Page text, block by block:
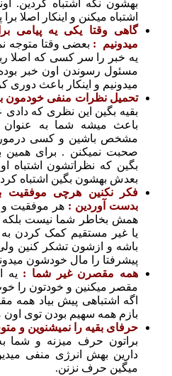
نگه اشتباه کردین. اونا اصلا
میکنن و اینکار اصلا برا
وقتا یکی یه پیامی برامون
بعضی وقتا متوجه نمیشیم که
را سر کسی که اصلا ربطی به
رسوندن اون خبر بوده خالی
و اینکار باعث دوری کردن اون
نظرات منفی خودمون به بقیه :
بگین این نظری که دادی عملی
میشه شما به عنوان یه آدم
باشین و کسی درمورد ایده ها
نمیکنن . برای همین بهتر قبل
که نظراتشون اشتباه اول
بهشون بگین اشتباه کردین.
نکنین هرچی موفقیت بدست
آوردین : هر موفقیت و پیشرفت
بخاطر شما نیست بلکه خیلی
مستقیم کمک کردن به شما که
و ازشون تشکر کنین ولی بعضیا
را مال خودشون میدونن.
مقصرن غیر شما :یه اشتباهی
میکنین و خودتون را خوب جلوه
اشتباهی پیش بیاد همه مقصرن و
همه سهیم بودن توی اون موفقیت.
بقیه را نمیشنوین و متوجشون
حرف میزنه و شما به
بهش انرژی منفی میدین و
حرف نزنن.